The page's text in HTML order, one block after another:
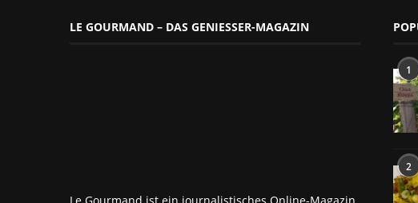
LE GOURMAND – DAS GENIESSER-MAGAZIN
1
2